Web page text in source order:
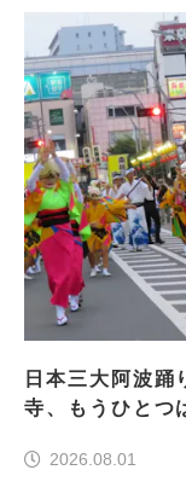
日本三大阿波踊
寺、もうひとつ
2026.08.01